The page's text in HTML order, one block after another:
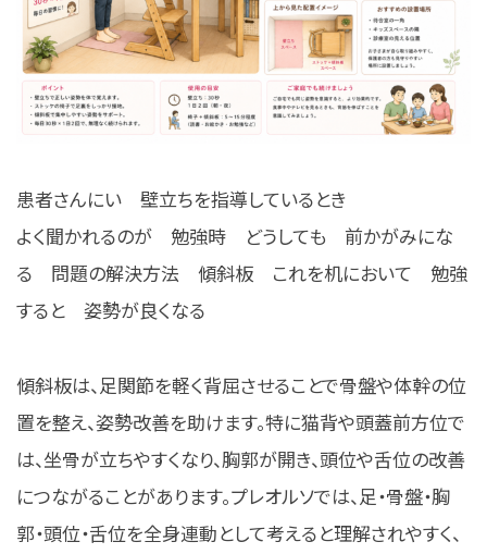
患者さんにい 壁立ちを指導しているとき
よく聞かれるのが 勉強時 どうしても 前かがみにな
る 問題の解決方法 傾斜板 これを机において 勉強
すると 姿勢が良くなる
傾斜板は、足関節を軽く背屈させることで骨盤や体幹の位
置を整え、姿勢改善を助けます。特に猫背や頭蓋前方位で
は、坐骨が立ちやすくなり、胸郭が開き、頭位や舌位の改善
につながることがあります。プレオルソでは、足・骨盤・胸
郭・頭位・舌位を全身連動として考えると理解されやすく、